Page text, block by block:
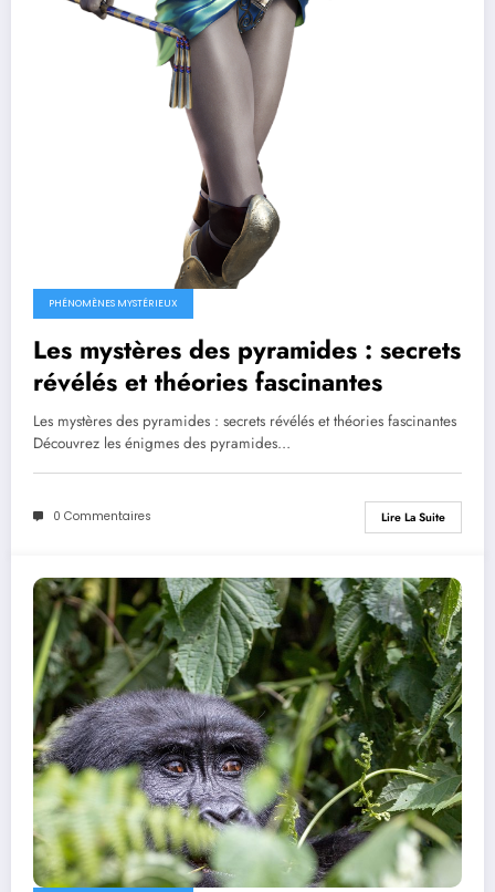
PHÉNOMÈNES MYSTÉRIEUX
Les mystères des pyramides : secrets
révélés et théories fascinantes
Les mystères des pyramides : secrets révélés et théories fascinantes
Découvrez les énigmes des pyramides…
0 Commentaires Lire La Suite